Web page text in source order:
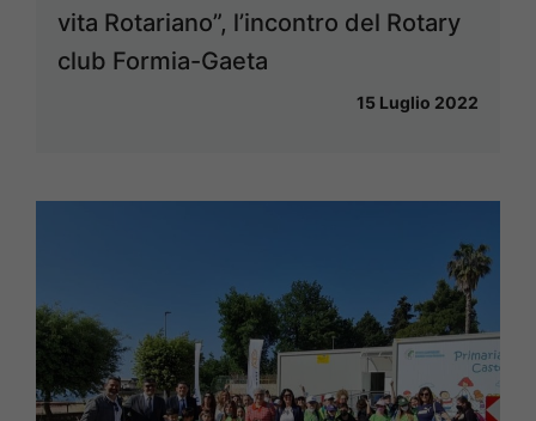
vita Rotariano”, l’incontro del Rotary
club Formia-Gaeta
15 Luglio 2022